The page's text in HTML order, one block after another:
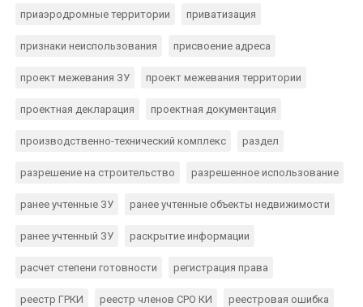
приаэродромные территории приватизация
признаки неиспользования присвоение адреса
проект межевания ЗУ проект межевания территории
проектная декларация проектная документация
производственно-технический комплекс раздел
разрешение на строительство разрешенное использование
ранее учтенные ЗУ ранее учтенные объекты недвижимости
ранее учтенный ЗУ раскрытие информации
расчет степени готовности регистрация права
реестр ГРКИ реестр членов СРО КИ реестровая ошибка